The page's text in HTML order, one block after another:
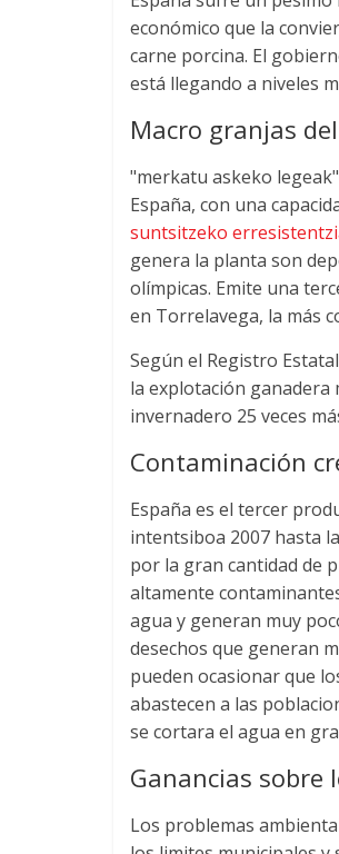
económico que la
carne porcina. El
está llegando a niveles
Macro granjas
"merkatu askeko legeak"
España, con una
suntsitzeko
genera la planta son
olímpicas. Emite una
en Torrelavega, la más
Según el Registro
la explotación ganadera
invernadero 25 veces
Contaminación
España es el tercer
intentsiboa 2007 hasta
por la gran cantidad de
altamente
agua y generan muy
desechos que generan
pueden ocasionar que
abastecen a las
se cortara el agua en
Ganancias sobre
Los problemas